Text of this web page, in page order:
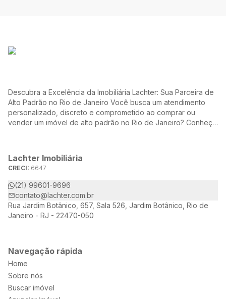
Descubra a Excelência da Imobiliária Lachter: Sua Parceira de
Alto Padrão no Rio de Janeiro Você busca um atendimento
personalizado, discreto e comprometido ao comprar ou
vender um imóvel de alto padrão no Rio de Janeiro? Conheça
necessidades e desejos.
Lachter Imobiliária
CRECI: 6647
(21) 99601-9696
contato@lachter.com.br
Rua Jardim Botânico, 657, Sala 526, Jardim Botânico, Rio de
Janeiro - RJ - 22470-050
Navegação rápida
Home
Sobre nós
Buscar imóvel